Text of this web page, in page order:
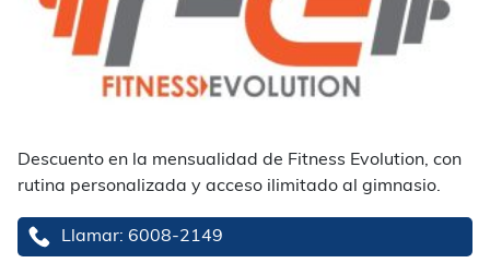
Descuento en la mensualidad de Fitness Evolution, con
rutina personalizada y acceso ilimitado al gimnasio.
Llamar: 6008-2149